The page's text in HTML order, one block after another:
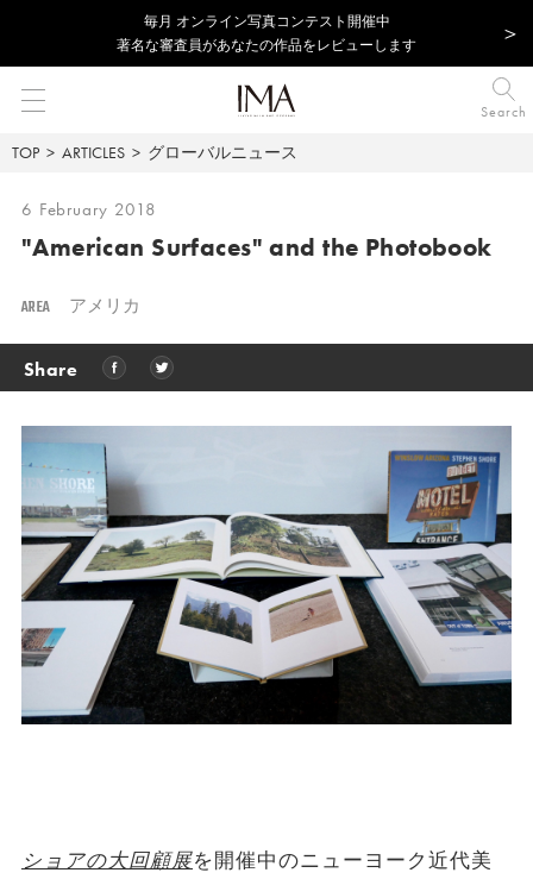
毎⽉ オンライン写真コンテスト開催中
著名な審査員があなたの作品をレビューします
Search
TOP ARTICLES グローバルニュース
6 February 2018
"American Surfaces" and the Photobook
AREA アメリカ
Share
ショアの大回顧展を開催中のニューヨーク近代美